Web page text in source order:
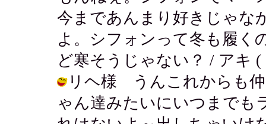
今まであんまり好きじゃな
よ。シフォンって冬も履く
ど寒そうじゃない？ / アキ (
リヘ様 うんこれからも
ゃん達みたいにいつまでも